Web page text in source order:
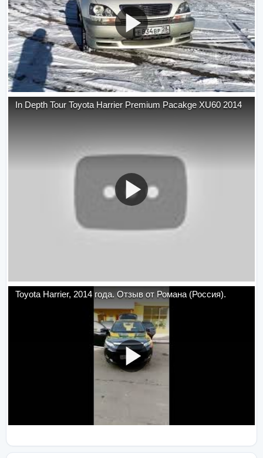
In Depth Tour Toyota Harrier Premium Pacakge XU60 2014
Toyota Harrier, 2014 года. Отзыв от Романа (Россия).